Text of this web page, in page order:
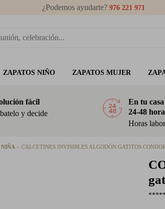
¿Podemos ayudarte? 976 221 971
ZAPATOS NIÑO ZAPATOS MUJER
fácil
y decide
En tu casa
24-48
Horas
NIÑA CALCETINES INVISIBLES ALGODÓN GATITOS
*****